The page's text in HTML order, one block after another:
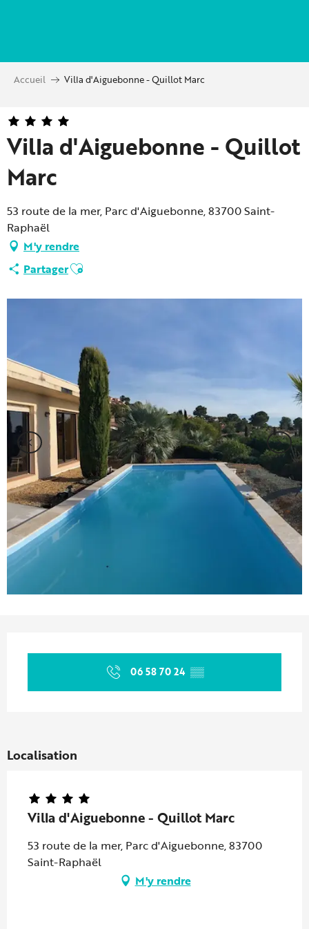
principal
Accueil Villa d'Aiguebonne - Quillot Marc
Villa d'Aiguebonne - Quillot
Marc
53 route de la mer, Parc d'Aiguebonne, 83700 Saint-
Raphaël
M'y rendre
PartagerAjouter aux favoris
06 58 70 24 ▒▒
Localisation
Villa d'Aiguebonne - Quillot Marc
53 route de la mer, Parc d'Aiguebonne, 83700
Saint-Raphaël
M'y rendre